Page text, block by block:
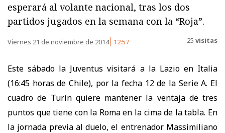
esperará al volante nacional, tras los dos
partidos jugados en la semana con la “Roja”.
Viernes 21 de noviembre de 2014 12:57 25 visitas
Este sábado la Juventus visitará a la Lazio en Italia
(16:45 horas de Chile), por la fecha 12 de la Serie A. El
cuadro de Turín quiere mantener la ventaja de tres
puntos que tiene con la Roma en la cima de la tabla. En
la jornada previa al duelo, el entrenador Massimiliano